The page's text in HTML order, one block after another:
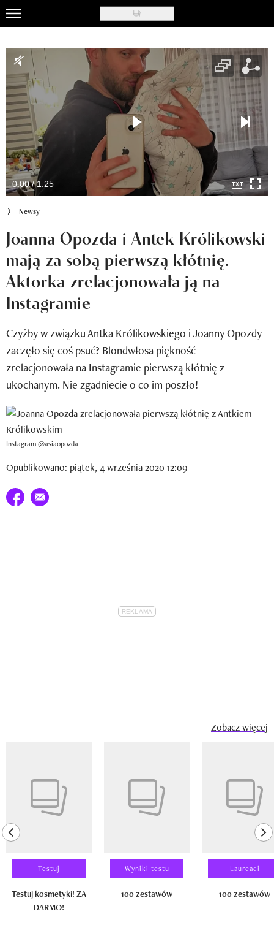
Skip
to
main
content
Moda
Ślub i wesele
Styl życia
Nasze akcje
Inspiracje
Klub Recenzentki
Newsy
Newsletter
Wizaz Summer Influ School
Mój profil / Zarejestruj się
0:00 / 1:25
Newsy
Joanna Opozda i Antek Królikowski
mają za sobą pierwszą kłótnię.
Aktorka zrelacjonowała ją na
Instagramie
Czyżby w związku Antka Królikowskiego i Joanny Opozdy
zaczęło się coś psuć? Blondwłosa piękność
zrelacjonowała na Instagramie pierwszą kłótnię z
ukochanym. Nie zgadniecie o co im poszło!
Instagram @asiaopozda
Opublikowano: piątek, 4 września 2020 12:09
Udostępnij na facebook
E-mail do przyjaciela
Zobacz więcej
previous element
Testuj
Testuj kosmetyki! ZA
DARMO!
Wyniki testu
100 zestawów
Laureaci
100 zestawów